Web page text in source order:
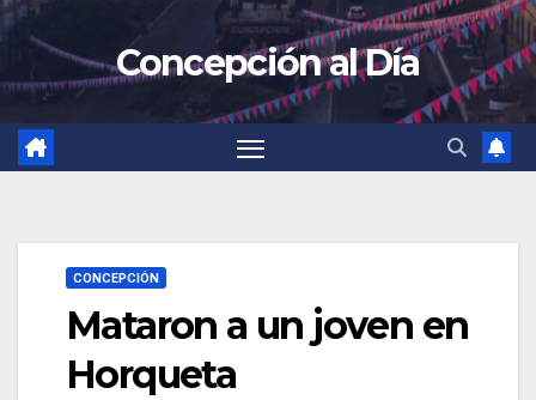
Concepción al Día
CONCEPCIÓN
Mataron a un joven en
Horqueta